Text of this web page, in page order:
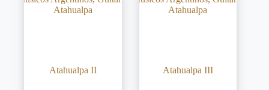
Atahualpa II Atahualpa III